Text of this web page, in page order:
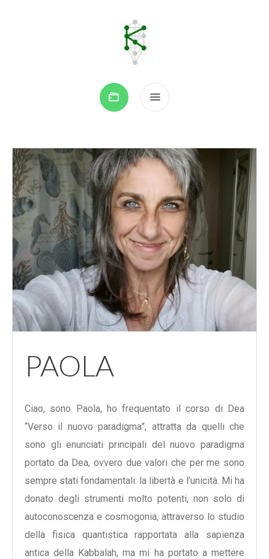
PAOLA
Ciao, sono Paola, ho frequentato il corso di Dea
“Verso il nuovo paradigma”, attratta da quelli che
sono gli enunciati principali del nuovo paradigma
portato da Dea, ovvero due valori che per me sono
sempre stati fondamentali: la libertà e l’unicità. Mi ha
donato degli strumenti molto potenti, non solo di
autoconoscenza e cosmogonia, attraverso lo studio
della fisica quantistica rapportata alla sapienza
antica della Kabbalah, ma mi ha portato a mettere